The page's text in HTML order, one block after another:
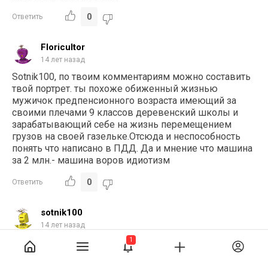
Ответить 0
Floricultor
14 лет назад
Sotnik100, по твоим комментариям можно составить
твой портрет. ты похоже обиженный жизнью
мужичок предпенсионного возраста имеющий за
своими плечами 9 классов деревенский школы и
зарабатывающий себе на жизнь перемещением
грузов на своей газельке.Отсюда и неспособность
понять что написано в ПДД. Да и мнение что машина
за 2 млн.- машина воров идиотизм
Ответить 0
sotnik100
14 лет назад
Floricultor
, на себя посмотри, дурень. я всё подробно
написал и подтвердил. а ты из классовой
1